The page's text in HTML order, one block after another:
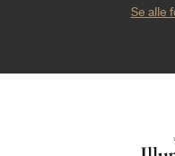
Se alle